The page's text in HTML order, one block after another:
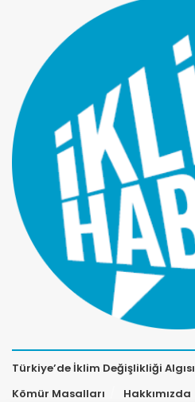
Türkiye’de İklim Değişlikliği Algısı
Kömür Masalları
Hakkımızda